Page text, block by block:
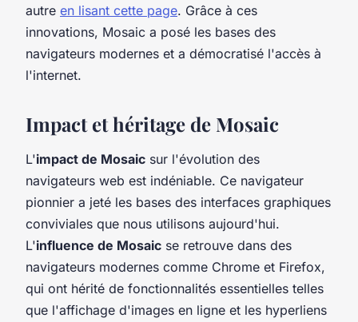
autre en lisant cette page. Grâce à ces
innovations, Mosaic a posé les bases des
navigateurs modernes et a démocratisé l'accès à
l'internet.
Impact et héritage de Mosaic
L'impact de Mosaic sur l'évolution des
navigateurs web est indéniable. Ce navigateur
pionnier a jeté les bases des interfaces graphiques
conviviales que nous utilisons aujourd'hui.
L'influence de Mosaic se retrouve dans des
navigateurs modernes comme Chrome et Firefox,
qui ont hérité de fonctionnalités essentielles telles
que l'affichage d'images en ligne et les hyperliens